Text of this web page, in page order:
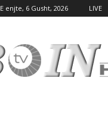
E enjte, 6 Gusht, 2026 LIVE